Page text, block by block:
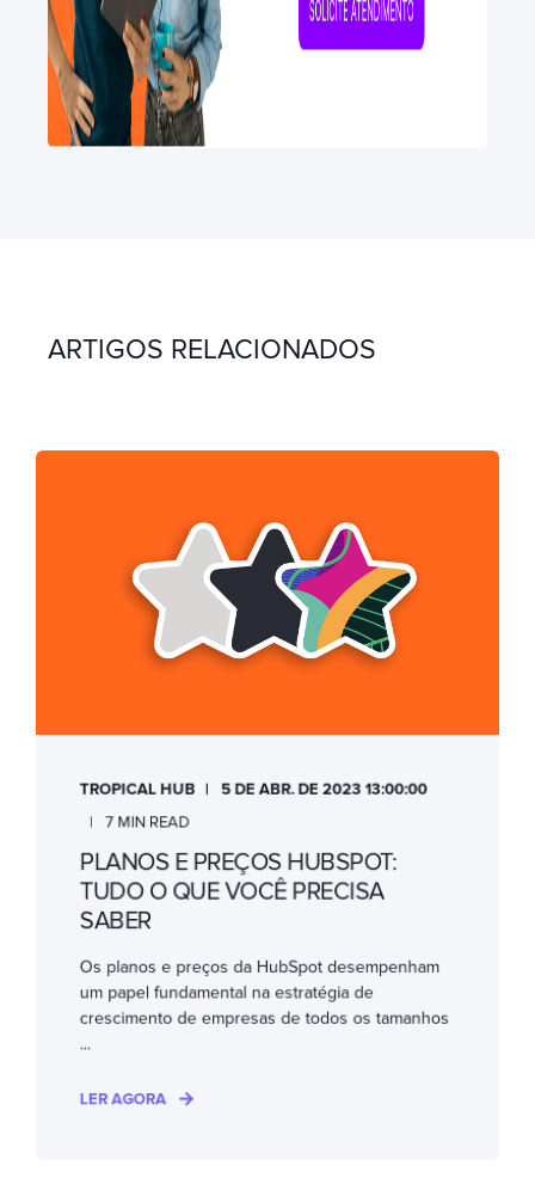
ARTIGOS RELACIONADOS
TROPICAL HUB 5 DE ABR. DE 2023 13:00:00
7 MIN READ
PLANOS E PREÇOS HUBSPOT:
TUDO O QUE VOCÊ PRECISA
SABER
Os planos e preços da HubSpot desempenham
um papel fundamental na estratégia de
crescimento de empresas de todos os tamanhos
...
LER AGORA